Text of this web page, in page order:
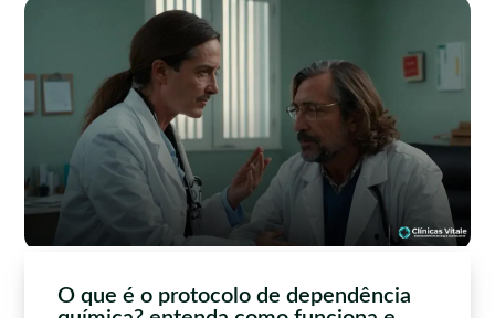
O que é o protocolo de dependência